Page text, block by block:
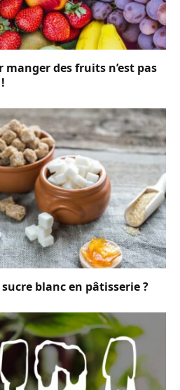
des fruits n’est pas
blanc en pâtisserie ?